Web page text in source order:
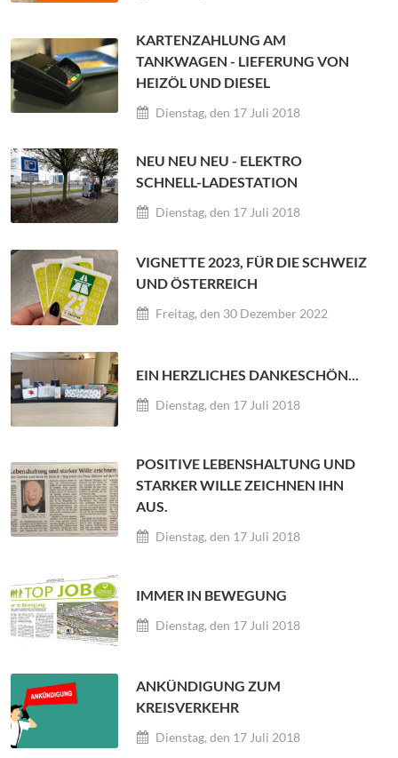
KARTENZAHLUNG AM
TANKWAGEN - LIEFERUNG VON
HEIZÖL UND DIESEL
Dienstag, den 17 Juli 2018
NEU NEU NEU - ELEKTRO
SCHNELL-LADESTATION
Dienstag, den 17 Juli 2018
VIGNETTE 2023, FÜR DIE SCHWEIZ
UND ÖSTERREICH
Freitag, den 30 Dezember 2022
EIN HERZLICHES DANKESCHÖN...
Dienstag, den 17 Juli 2018
POSITIVE LEBENSHALTUNG UND
STARKER WILLE ZEICHNEN IHN
AUS.
Dienstag, den 17 Juli 2018
IMMER IN BEWEGUNG
Dienstag, den 17 Juli 2018
ANKÜNDIGUNG ZUM
KREISVERKEHR
Dienstag, den 17 Juli 2018